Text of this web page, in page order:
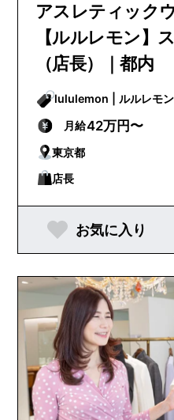
アスレティック
【ルルレモン】
（店長）｜都内
lululemon | ルルレモン
月給42万円〜
東京都
店長
お気に入り